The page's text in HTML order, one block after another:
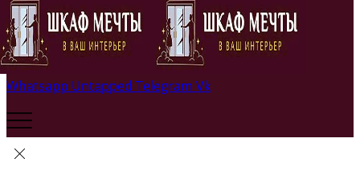
Whatsapp Untapped Telegram Vk